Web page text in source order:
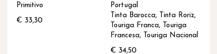
Primitivo
€ 33,30
Portugal
Tinta Barocca, Tinta Roriz,
Touriga Franca, Touriga
Francesa, Touriga Nacional
€ 34,50